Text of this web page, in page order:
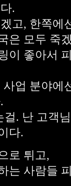
.
고, 한쪽에
은 모두 죽
이 좋아서
업 분야에
걸. 난 고객
다.
로 튀고,
는 사람들